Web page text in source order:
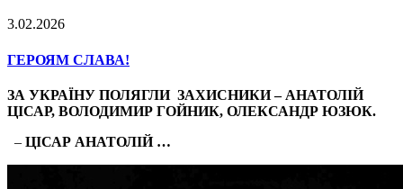
3.02.2026
ГЕРОЯМ СЛАВА!
ЗА УКРАЇНУ ПОЛЯГЛИ ЗАХИСНИКИ – АНАТОЛІЙ
ЦІСАР, ВОЛОДИМИР ГОЙНИК, ОЛЕКСАНДР ЮЗЮК.
– ЦІСАР АНАТОЛІЙ …